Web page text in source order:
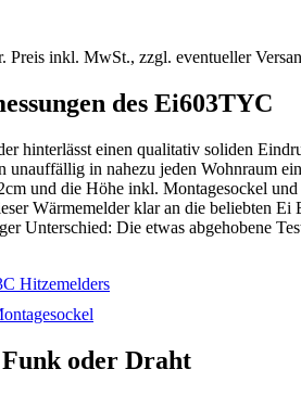
Preis inkl. MwSt., zzgl. eventueller
des Ei603TYC
hinterlässt einen qualitativ soliden
unauffällig in nahezu jeden Wohnraum
und die Höhe inkl. Montagesockel und
Wärmemelder klar an die beliebten Ei
Unterschied: Die etwas abgehobene
oder Draht